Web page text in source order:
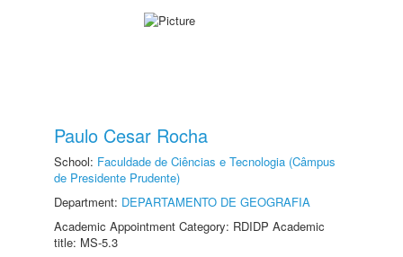
Paulo Cesar Rocha
School: Faculdade de Ciências e Tecnologia (Câmpus
de Presidente Prudente)
Department: DEPARTAMENTO DE GEOGRAFIA
Academic Appointment Category: RDIDP Academic
title: MS-5.3